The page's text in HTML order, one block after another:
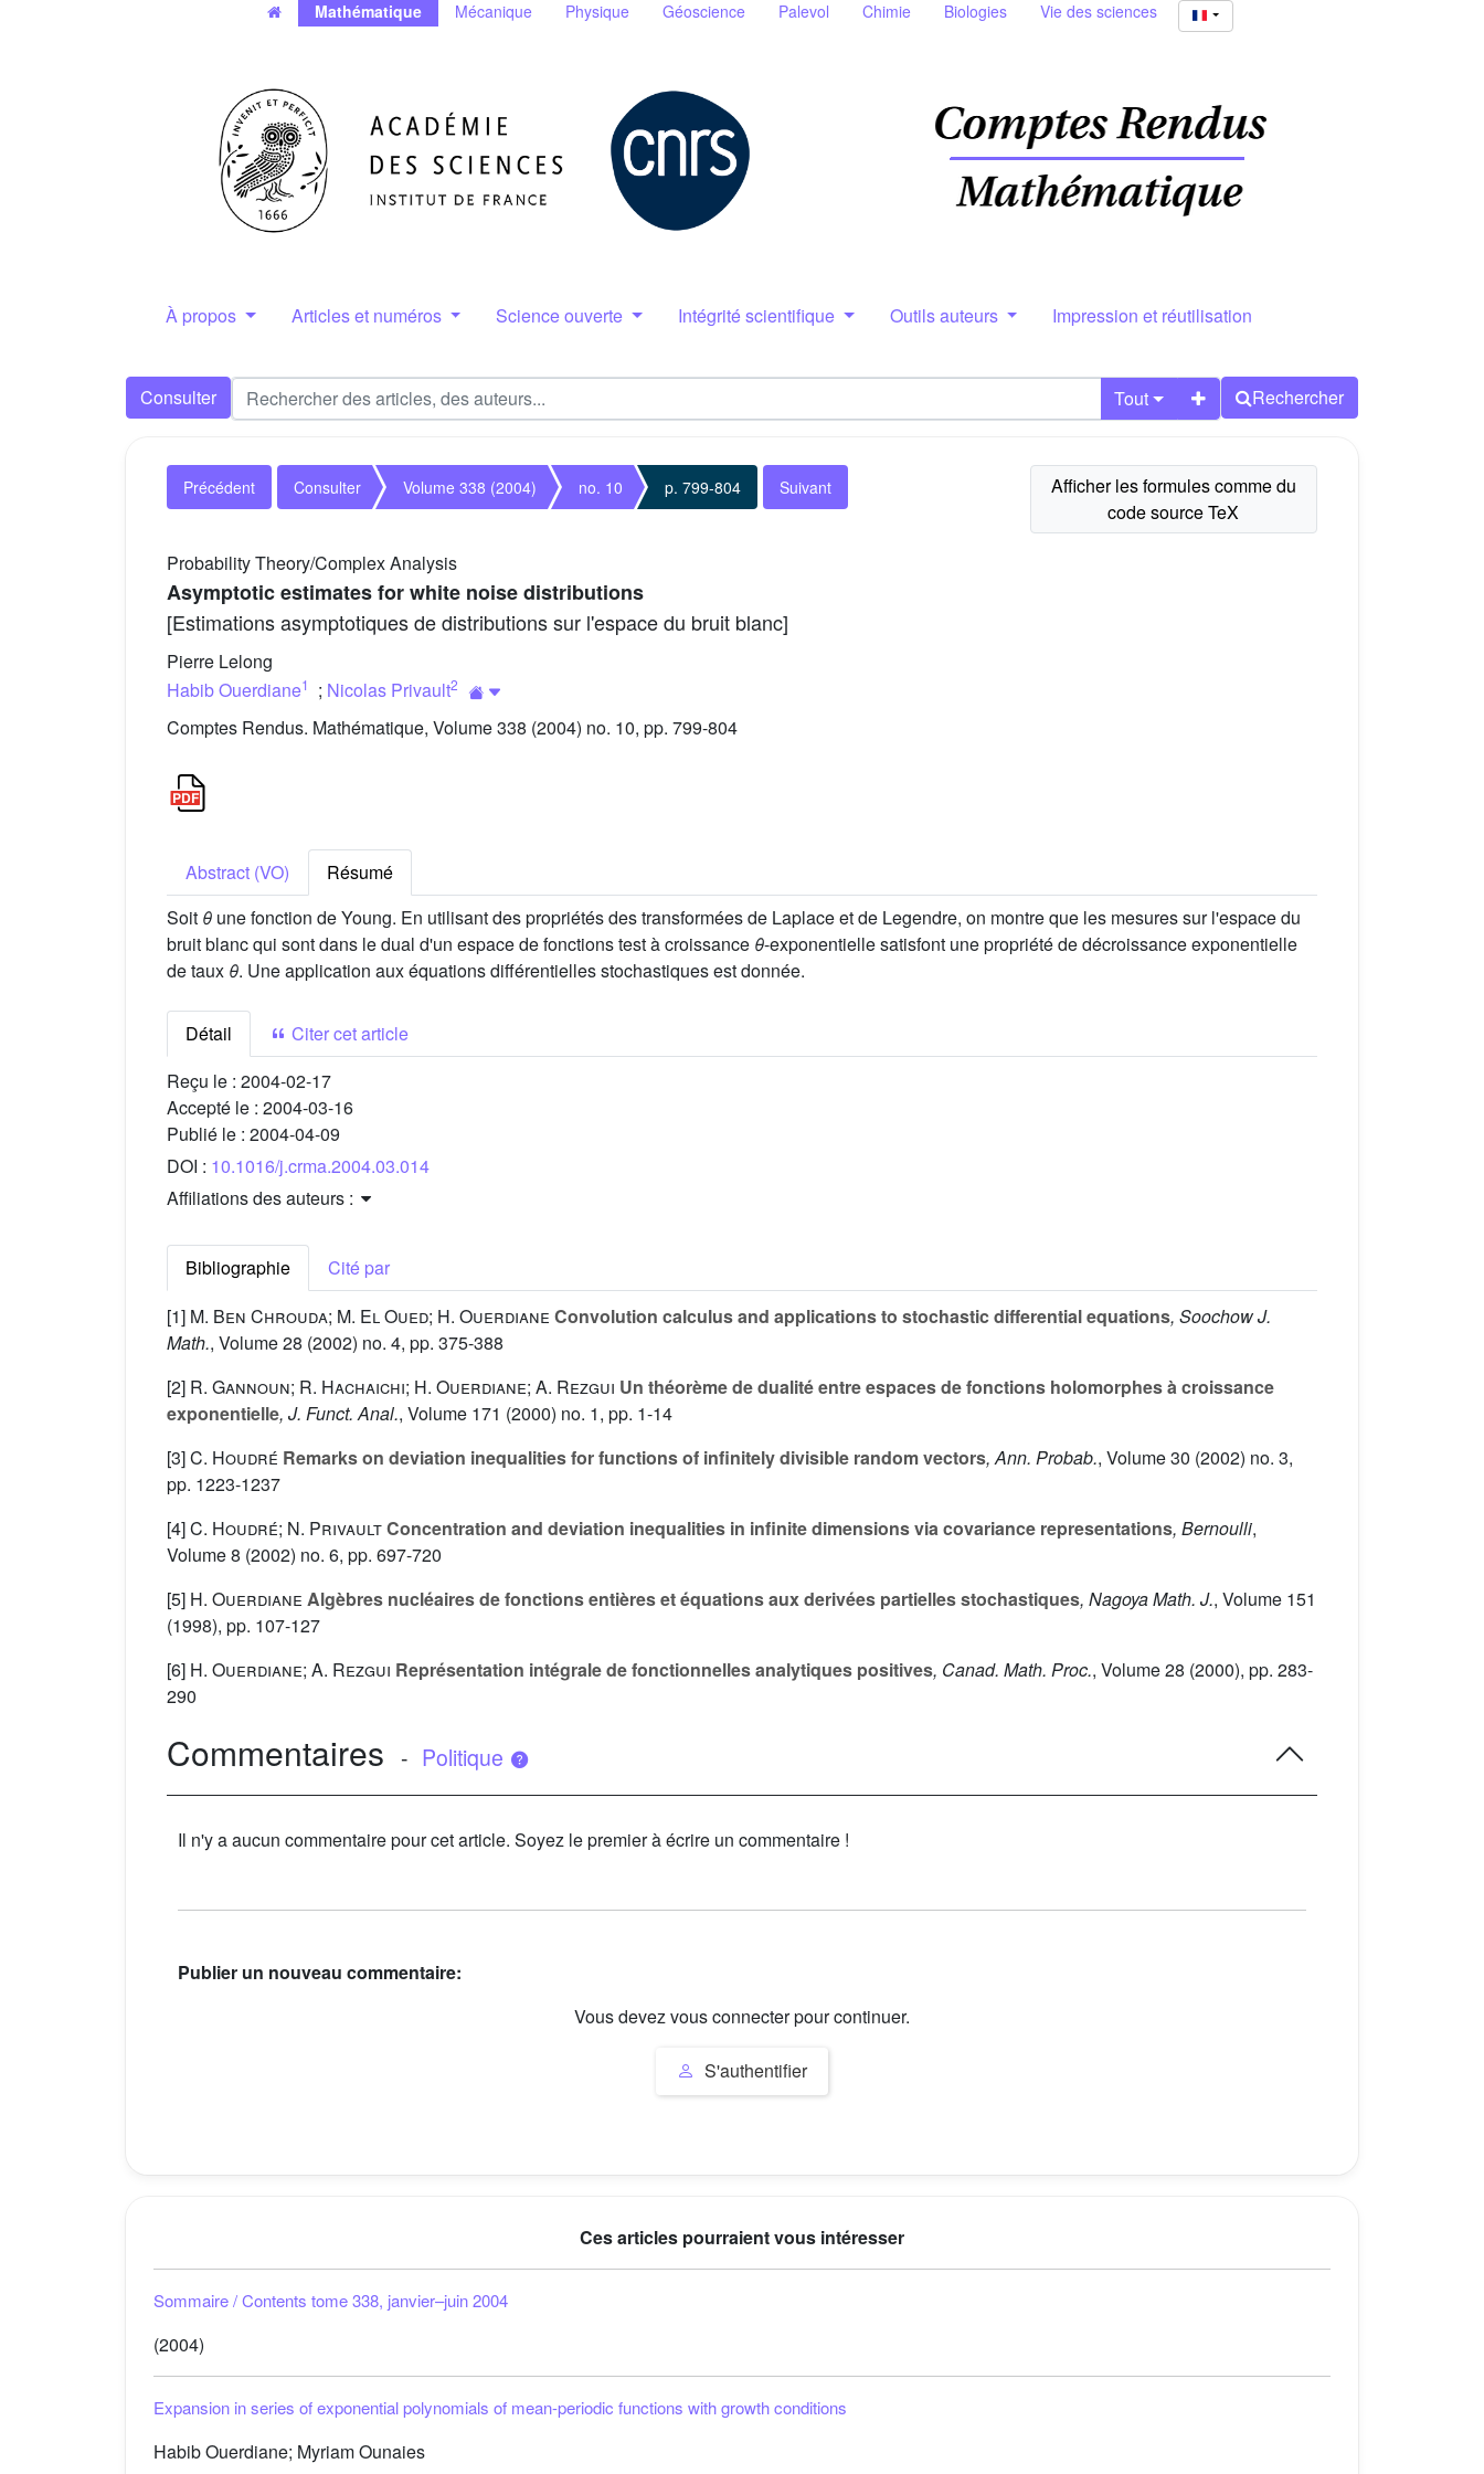
Mathématique Mécanique Physique Géoscience Palevol Chimie Biologies Vie des sciences
À propos Articles et numéros Science ouverte Intégrité scientifique Outils auteurs Impression et réutilisation
Consulter Tout Rechercher
Précédent Consulter Volume 338 (2004) no. 10 p. 799-804 Suivant
Probability Theory/Complex Analysis
Asymptotic estimates for white noise distributions
[Estimations asymptotiques de distributions sur l'espace du bruit blanc]
Pierre Lelong
Habib Ouerdiane1 ; Nicolas Privault2
Comptes Rendus. Mathématique, Volume 338 (2004) no. 10, pp. 799-804
Abstract (VO)
Résumé
Soit θ une fonction de Young. En utilisant des propriétés des transformées de Laplace et de Legendre, on montre que les mesures sur l'espace du
bruit blanc qui sont dans le dual d'un espace de fonctions test à croissance θ-exponentielle satisfont une propriété de décroissance exponentielle
de taux θ. Une application aux équations différentielles stochastiques est donnée.
Détail
Citer cet article
Reçu le : 2004-02-17
Accepté le : 2004-03-16
Publié le : 2004-04-09
DOI : 10.1016/j.crma.2004.03.014
Affiliations des auteurs :
Bibliographie
Cité par
[1] M. Ben Chrouda; M. El Oued; H. Ouerdiane Convolution calculus and applications to stochastic differential equations, Soochow J.
Math., Volume 28 (2002) no. 4, pp. 375-388
[2] R. Gannoun; R. Hachaichi; H. Ouerdiane; A. Rezgui Un théorème de dualité entre espaces de fonctions holomorphes à croissance
exponentielle, J. Funct. Anal., Volume 171 (2000) no. 1, pp. 1-14
[3]C. Houdré Remarks on deviation inequalities for functions of infinitely divisible random vectors, Ann. Probab., Volume 30 (2002) no. 3,
pp. 1223-1237
[4]C. Houdré; N. PrivaultConcentration and deviation inequalities in infinite dimensions via covariance representations, Bernoulli,
Volume 8 (2002) no. 6, pp. 697-720
[5] H. Ouerdiane Algèbres nucléaires de fonctions entières et équations aux derivées partielles stochastiques, Nagoya Math. J., Volume 151
(1998), pp. 107-127
[6] H. Ouerdiane; A. Rezgui Représentation intégrale de fonctionnelles analytiques positives, Canad. Math. Proc., Volume 28 (2000), pp. 283-
290
Commentaires - Politique
Il n'y a aucun commentaire pour cet article. Soyez le premier à écrire un commentaire !
Publier un nouveau commentaire:
Vous devez vous connecter pour continuer.
S'authentifier
Ces articles pourraient vous intéresser
Sommaire / Contents tome 338, janvier–juin 2004
(2004)
Expansion in series of exponential polynomials of mean-periodic functions with growth conditions
Habib Ouerdiane; Myriam Ounaies